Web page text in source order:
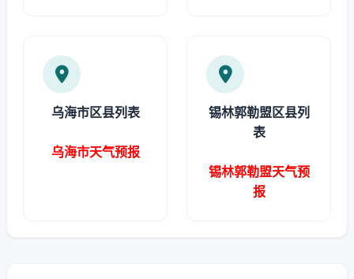
乌海市区县列表
乌海市天气预报
锡林郭勒盟区县列
表
锡林郭勒盟天气预
报